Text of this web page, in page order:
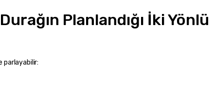
Planlandığı İki Yönlü
parlayabilir: